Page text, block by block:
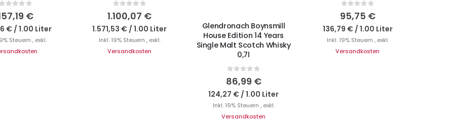
Rating:
€
€/ 1.00 Liter
Steuern , exkl.
Rating:
0%
1.100,07 €
1.571,53 € / 1.00 Liter
Inkl. 19% Steuern , exkl.
Versandkosten
Glendronach Boynsmill
House Edition 14 Years
Single Malt Scotch Whisky
0,7l
Rating:
0%
86,99 €
124,27 € / 1.00 Liter
Inkl. 19% Steuern , exkl.
Versandkosten
Rating:
0%
95,75 €
136,79 €/ 1.00 Liter
Inkl. 19% Steuern , exkl.
Versandkosten